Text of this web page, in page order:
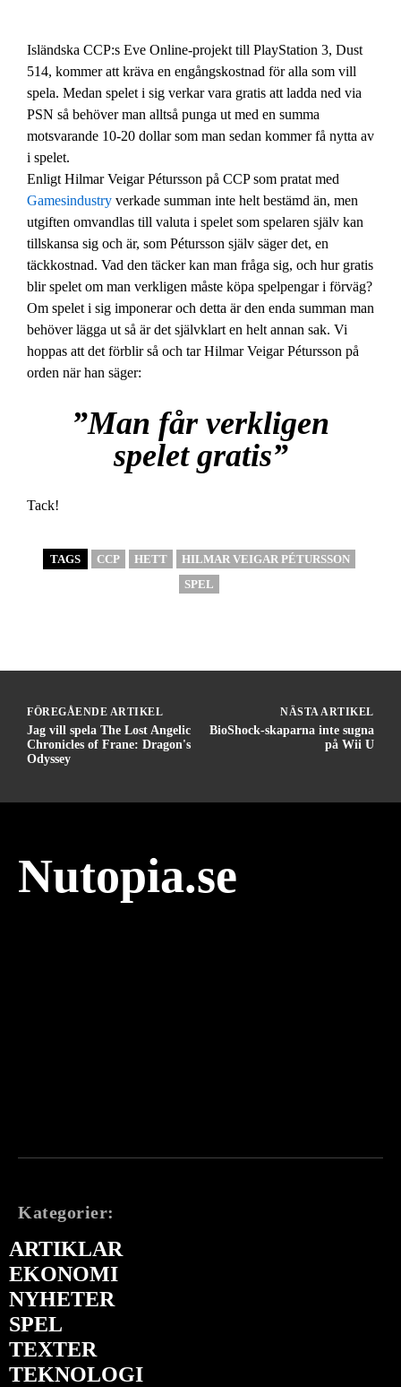
Isländska CCP:s Eve Online-projekt till PlayStation 3, Dust
514, kommer att kräva en engångskostnad för alla som vill
spela. Medan spelet i sig verkar vara gratis att ladda ned via
PSN så behöver man alltså punga ut med en summa
motsvarande 10-20 dollar som man sedan kommer få nytta av
i spelet.
Enligt Hilmar Veigar Pétursson på CCP som pratat med
Gamesindustry verkade summan inte helt bestämd än, men
utgiften omvandlas till valuta i spelet som spelaren själv kan
tillskansa sig och är, som Pétursson själv säger det, en
täckkostnad. Vad den täcker kan man fråga sig, och hur gratis
blir spelet om man verkligen måste köpa spelpengar i förväg?
Om spelet i sig imponerar och detta är den enda summan man
behöver lägga ut så är det självklart en helt annan sak. Vi
hoppas att det förblir så och tar Hilmar Veigar Pétursson på
orden när han säger:
”Man får verkligen
spelet gratis”
Tack!
TAGS CCP HETT
HILMAR VEIGAR PÉTURSSON
SPEL
FÖREGÅENDE ARTIKEL
Jag vill spela The Lost Angelic
Chronicles of Frane: Dragon's
Odyssey
NÄSTA ARTIKEL
BioShock-skaparna inte sugna
på Wii U
Nutopia.se
Kategorier:
ARTIKLAR
EKONOMI
NYHETER
SPEL
TEXTER
TEKNOLOGI